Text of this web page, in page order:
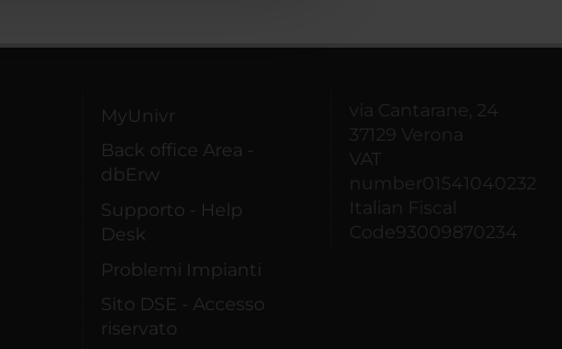
MyUnivr
Back office Area -
dbErw
Supporto - Help
Desk
Problemi Impianti
Sito DSE - Accesso
riservato
via Cantarane, 24
37129 Verona
VAT
number01541040232
Italian Fiscal
Code93009870234